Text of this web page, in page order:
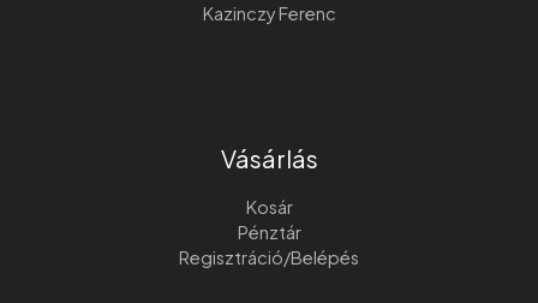
Kazinczy Ferenc
Vásárlás
Kosár
Pénztár
Regisztráció/Belépés